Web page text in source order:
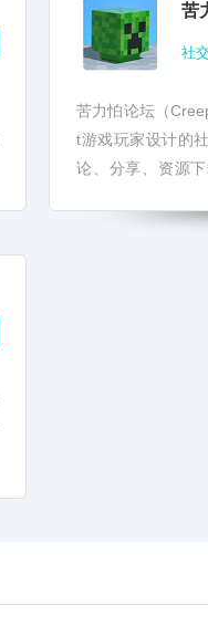
苦
社
苦力怕论坛（
t游戏玩家设计的
论、分享、资源